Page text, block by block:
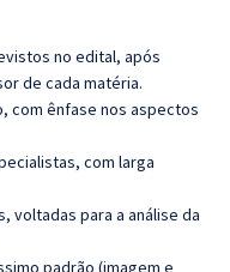
no edital, após
de cada matéria.
com ênfase nos aspectos
com larga
voltadas para a análise da
padrão (imagem e